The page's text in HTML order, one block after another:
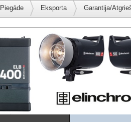
Piegāde Eksporta Garantija/